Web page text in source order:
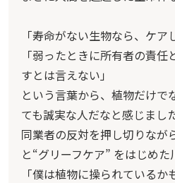
「寿命がない生物なら、ケア
「弱ったときに所有者の責
すとは言えない」
という言葉から、植物だけで
ても誠実な人だなと感じました
同業者の反対を押し切りなが
と“グリーフケア” をはじめた
「僕は植物に操られている